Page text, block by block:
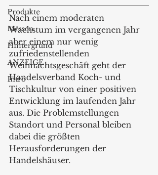
Produkte
Messen
Hintergrund
ANZEIGE
Intro
Nach einem moderaten
Wachstum im vergangenen Jahr
aber einem nur wenig
zufriedenstellenden
Weihnachtsgeschäft geht der
Handelsverband Koch- und
Tischkultur von einer positiven
Entwicklung im laufenden Jahr
aus. Die Problemstellungen
Standort und Personal bleiben
dabei die größten
Herausforderungen der
Handelshäuser.